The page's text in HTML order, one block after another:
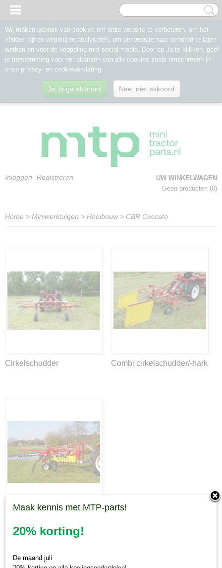
Inloggen Registreren
UW WINKELWAGEN
Geen producten (0)
Home > Miniwerktuigen > Hooibouw> CBR Ceccato
Cirkelschudder Combi cirkelschudder/-hark
Laatst toegevoegd
Wij maken gebruik van cookies om onze website te verbeteren, om het
verkeer op de website te analyseren, om de website naar behoren te laten
werken en voor de koppeling met social media. Door op Ja te klikken, geef
je toestemming voor het plaatsen van alle cookies zoals omschreven in
onze privacy- en cookieverklaring.
Ja, ik ga akkoord Nee, niet akkoord
Maak kennis met MTP-parts!
20% korting!
De maand juli